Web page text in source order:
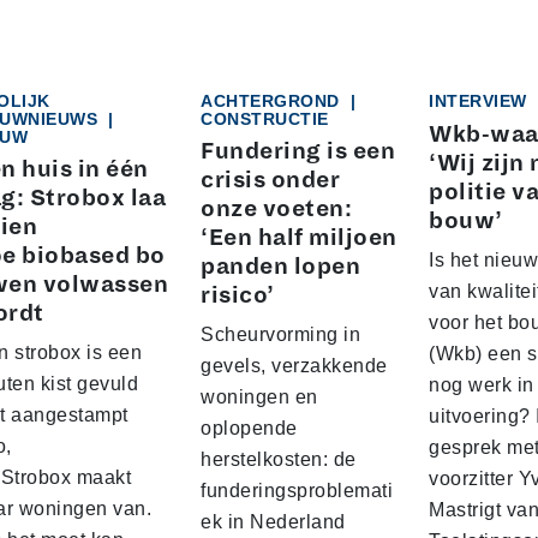
|
huis in één
Strobox laa
biobased bo
volwassen
strobox is een
kist gevuld
aangestampt
maakt
woningen van.
ACHTERGROND
|
CONSTRUCTIE
Fundering is een
crisis onder
onze voeten:
‘Een half miljoen
panden lopen
risico’
Scheurvorming in
gevels, verzakkende
woningen en
oplopende
herstelkosten: de
funderingsproblemati
ek in Nederland
INTERVIEW
Wkb-
‘Wij zijn
politie
bouw’
Is het
van
voor het
(Wkb) een
nog werk in
uitvoering?
gesprek
voorzitter
Mastrigt